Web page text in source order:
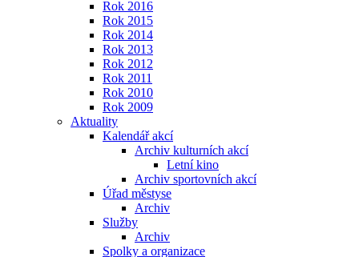
Rok 2016
Rok 2015
Rok 2014
Rok 2013
Rok 2012
Rok 2011
Rok 2010
Rok 2009
Aktuality
Kalendář akcí
Archiv kulturních akcí
Letní kino
Archiv sportovních akcí
Úřad městyse
Archiv
Služby
Archiv
Spolky a organizace